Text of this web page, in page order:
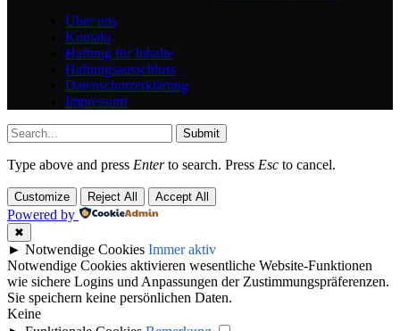
Über uns
Kontakt
Haftung für Inhalte
Haftungsausschluss
Datenschutzerklärung
Impressum
Submit
Type above and press Enterto search. Press Esc to cancel.
Customize Reject All Accept All
Powered by
✖
► Notwendige Cookies Immer aktiv
Notwendige Cookies aktivieren wesentliche Website-Funktionen
wie sichere Logins und Anpassungen der Zustimmungspräferenzen.
Sie speichern keine persönlichen Daten.
Keine